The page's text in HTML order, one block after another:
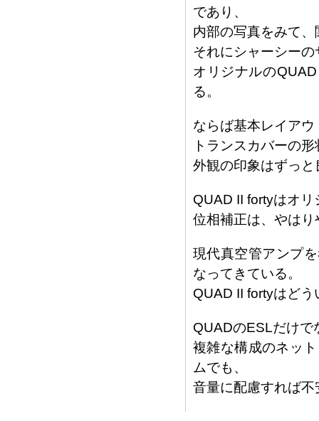
であり、
内部の写真をみて
それにシャーシー
オリジナルの
る。
ならば基本レイア
トランスカバーの
外観の印象はずっ
QUAD II fortyはオ
位相補正は、やは
現代真空管アンプ
なってきている。
QUAD II fortyはど
QUADのESLだけで
複雑な構成のネッ
ムでも、
音量に配慮すれば